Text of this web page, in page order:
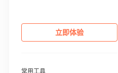
立即体验
常用工具